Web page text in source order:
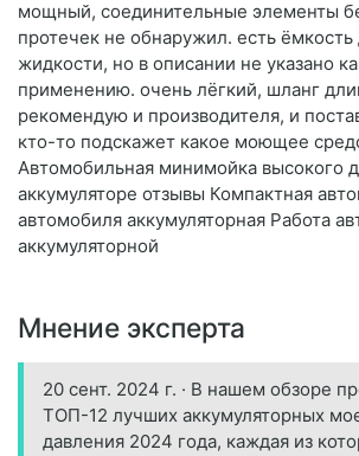
мощный, соединительные элементы
протечек не обнаружил. есть
жидкости, но в описании не указано
применению. очень лёгкий, шланг
рекомендую и производителя, и
кто-то подскажет какое моющее
Автомобильная минимойка высокого
аккумуляторе отзывы Компактная
автомобиля аккумуляторная Работа
аккумуляторной
Мнение эксперта
20 сент. 2024 г. · В нашем обзоре
ТОП-12 лучших аккумуляторных
давления 2024 года, каждая из